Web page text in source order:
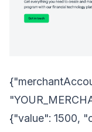
{"value": 1500,